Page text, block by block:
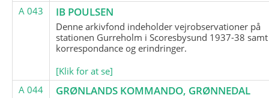
A 043
IB POULSEN
Denne arkivfond indeholder vejrobservationer på
stationen Gurreholm i Scoresbysund 1937-38 samt
korrespondance og erindringer.
[Klik for at se]
A 044
GRØNLANDS KOMMANDO, GRØNNEDAL